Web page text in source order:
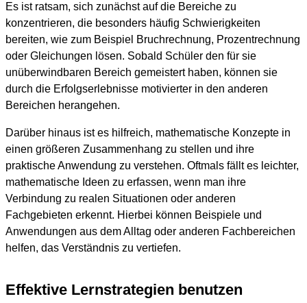
Es ist ratsam, sich zunächst auf die Bereiche zu
konzentrieren, die besonders häufig Schwierigkeiten
bereiten, wie zum Beispiel Bruchrechnung, Prozentrechnung
oder Gleichungen lösen. Sobald Schüler den für sie
unüberwindbaren Bereich gemeistert haben, können sie
durch die Erfolgserlebnisse motivierter in den anderen
Bereichen herangehen.
Darüber hinaus ist es hilfreich, mathematische Konzepte in
einen größeren Zusammenhang zu stellen und ihre
praktische Anwendung zu verstehen. Oftmals fällt es leichter,
mathematische Ideen zu erfassen, wenn man ihre
Verbindung zu realen Situationen oder anderen
Fachgebieten erkennt. Hierbei können Beispiele und
Anwendungen aus dem Alltag oder anderen Fachbereichen
helfen, das Verständnis zu vertiefen.
Effektive Lernstrategien benutzen